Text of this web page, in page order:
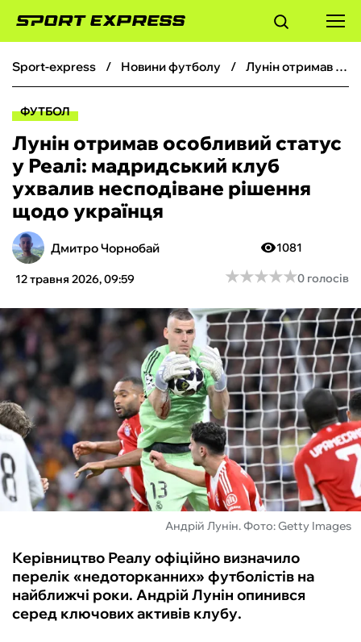
ФУТБОЛ
БОКС
ХОКЕЙ
ТЕНІС
КІБЕРСПОРТ
ЧС-2026
ФУТЗАЛ
ІНШІ
БУКМЕКЕРИ
sport-express новини футболу Лунін отримав особливий статус у Реалі: мадридський клуб ухвалив несподіване рішення щодо українця
ФУТБОЛ
Лунін отримав особливий статус
у Реалі: мадридський клуб
ухвалив несподіване рішення
щодо українця
Дмитро Чорнобай
12 травня 2026, 09:59
1081
★★★★★
★★★★★0 голосів
Андрій Лунін. Фото: Getty Images
Керівництво Реалу офіційно визначило
перелік «недоторканних» футболістів на
найближчі роки. Андрій Лунін опинився
серед ключових активів клубу.